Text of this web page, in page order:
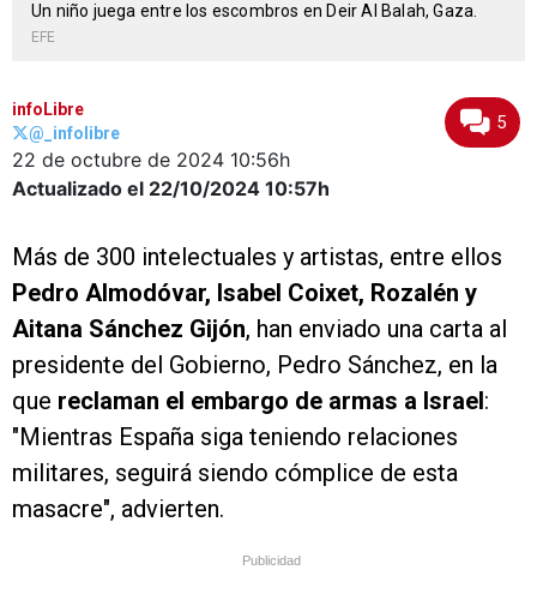
Un niño juega entre los escombros en Deir Al Balah, Gaza.
EFE
infoLibre
@_infolibre
22 de octubre de 2024 10:56h
Actualizado el 22/10/2024 10:57h
5
Más de 300 intelectuales y artistas, entre ellos
Pedro Almodóvar, Isabel Coixet, Rozalén y
Aitana Sánchez Gijón, han enviado una carta al
presidente del Gobierno, Pedro Sánchez, en la
que reclaman el embargo de armas a Israel:
"Mientras España siga teniendo relaciones
militares, seguirá siendo cómplice de esta
masacre", advierten.
Publicidad